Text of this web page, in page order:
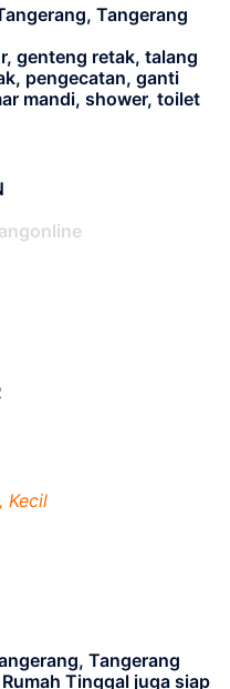
Tangerang
genteng retak, talang
pengecatan, ganti
mandi, shower, toilet
Kecil
Tangerang
Rumah Tinggal juga siap